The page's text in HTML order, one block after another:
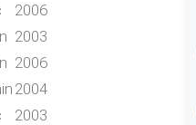
2006
2003
2006
2004
2003